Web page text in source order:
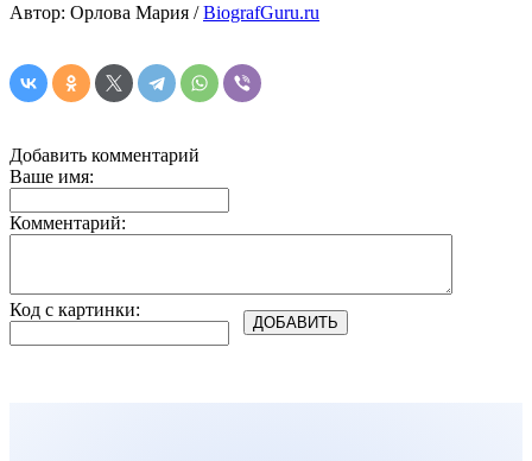
Автор: Орлова Мария /BiografGuru.ru
Добавить комментарий
Ваше имя:
Комментарий:
Код с картинки: